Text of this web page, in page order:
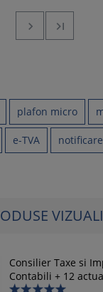


plafon micro
e-TVA notificare
Consilier Taxe si
Contabili + 12